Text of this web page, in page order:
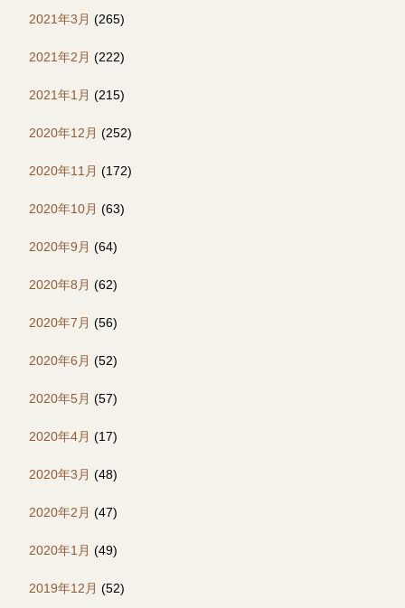
2021年3月 (265)
2021年2月 (222)
2021年1月 (215)
2020年12月 (252)
2020年11月 (172)
2020年10月 (63)
2020年9月 (64)
2020年8月 (62)
2020年7月 (56)
2020年6月 (52)
2020年5月 (57)
2020年4月 (17)
2020年3月 (48)
2020年2月 (47)
2020年1月 (49)
2019年12月 (52)